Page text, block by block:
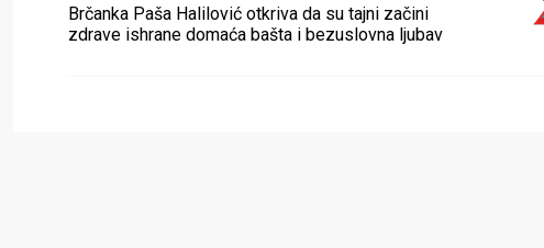
Brčanka Paša Halilović otkriva da su tajni začini
zdrave ishrane domaća bašta i bezuslovna ljubav